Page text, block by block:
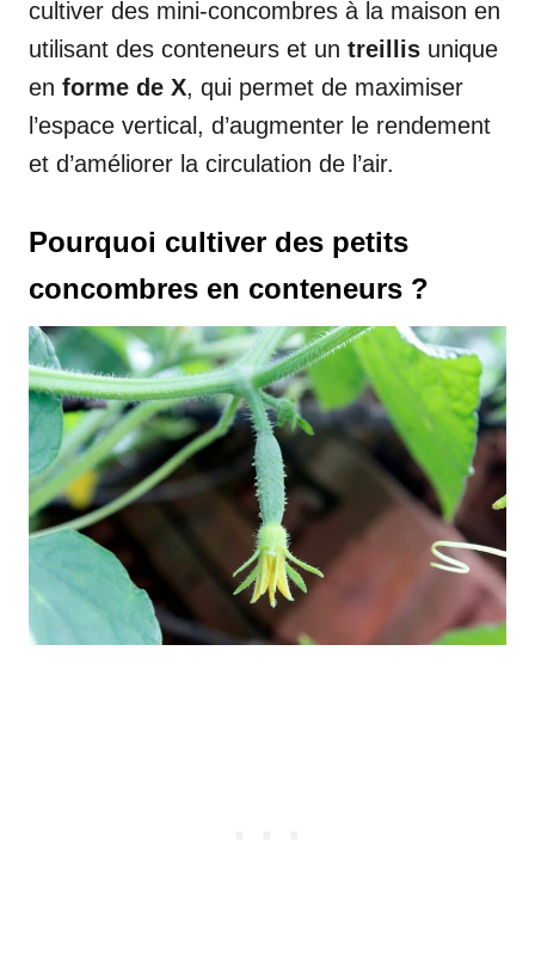
cultiver des mini-concombres à la maison en
utilisant des conteneurs et un treillis unique
en forme de X, qui permet de maximiser
l’espace vertical, d’augmenter le rendement
et d’améliorer la circulation de l’air.
Pourquoi cultiver des petits
concombres en conteneurs ?